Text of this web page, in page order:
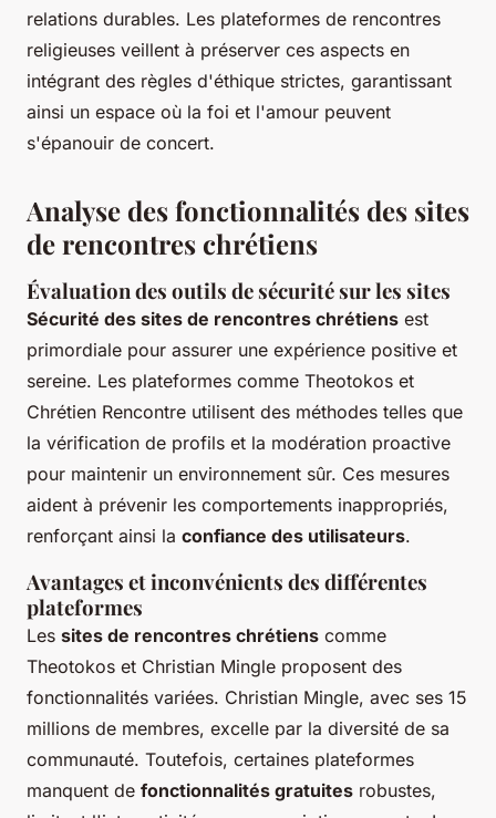
relations durables. Les plateformes de rencontres
religieuses veillent à préserver ces aspects en
intégrant des règles d'éthique strictes, garantissant
ainsi un espace où la foi et l'amour peuvent
s'épanouir de concert.
Analyse des fonctionnalités des sites
de rencontres chrétiens
Évaluation des outils de sécurité sur les sites
Sécurité des sites de rencontres chrétiens est
primordiale pour assurer une expérience positive et
sereine. Les plateformes comme Theotokos et
Chrétien Rencontre utilisent des méthodes telles que
la vérification de profils et la modération proactive
pour maintenir un environnement sûr. Ces mesures
aident à prévenir les comportements inappropriés,
renforçant ainsi la confiance des utilisateurs.
Avantages et inconvénients des différentes
plateformes
Les sites de rencontres chrétiens comme
Theotokos et Christian Mingle proposent des
fonctionnalités variées. Christian Mingle, avec ses 15
millions de membres, excelle par la diversité de sa
communauté. Toutefois, certaines plateformes
manquent de fonctionnalités gratuites robustes,